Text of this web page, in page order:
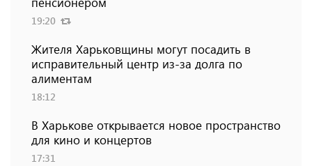
19:20
Жителя Харьковщины могут посадить в
исправительный центр из-за долга по
алиментам
18:12
В Харькове открывается новое пространство
для кино и концертов
17:31